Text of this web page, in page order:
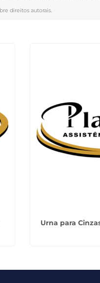
direitos autorais.
Urna para